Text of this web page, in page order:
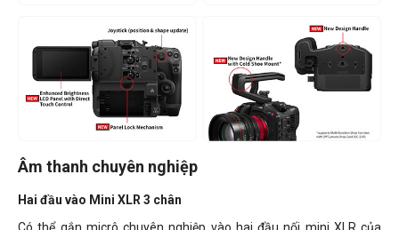
Âm thanh chuyên nghiệp
Hai đầu vào Mini XLR 3 chân